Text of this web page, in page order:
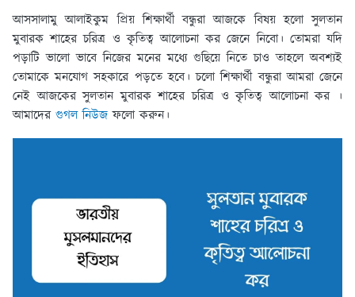
আসসালামু আলাইকুম প্রিয় শিক্ষার্থী বন্ধুরা আজকে বিষয় হলো সুলতান
মুবারক শাহের চরিত্র ও কৃতিত্ব আলোচনা কর জেনে নিবো। তোমরা যদি
পড়াটি ভালো ভাবে নিজের মনের মধ্যে গুছিয়ে নিতে চাও তাহলে অবশ্যই
তোমাকে মনযোগ সহকারে পড়তে হবে। চলো শিক্ষার্থী বন্ধুরা আমরা জেনে
নেই আজকের সুলতান মুবারক শাহের চরিত্র ও কৃতিত্ব আলোচনা কর ।
আমাদের গুগল নিউজ ফলো করুন।